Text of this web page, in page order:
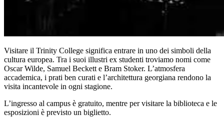
Visitare il Trinity College significa entrare in uno dei simboli della
cultura europea. Tra i suoi illustri ex studenti troviamo nomi come
Oscar Wilde, Samuel Beckett e Bram Stoker. L’atmosfera
accademica, i prati ben curati e l’architettura georgiana rendono la
visita incantevole in ogni stagione.
L’ingresso al campus è gratuito, mentre per visitare la biblioteca e le
esposizioni è previsto un biglietto.